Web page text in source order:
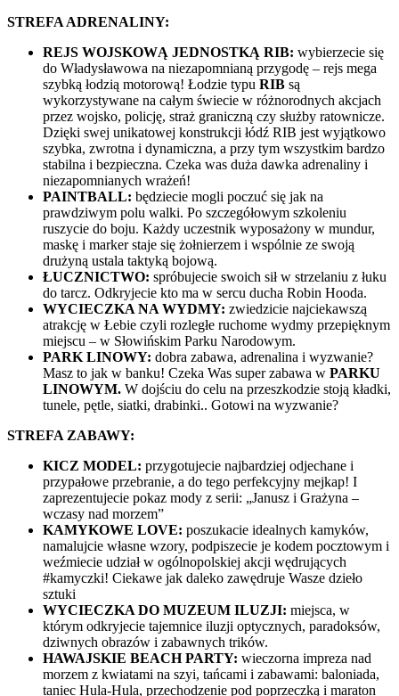
STREFA ADRENALINY:
REJS WOJSKOWĄ JEDNOSTKĄ RIB: wybierzecie się
do Władysławowa na niezapomnianą przygodę – rejs mega
szybką łodzią motorową! Łodzie typu RIB są
wykorzystywane na całym świecie w różnorodnych akcjach
przez wojsko, policję, straż graniczną czy służby ratownicze.
Dzięki swej unikatowej konstrukcji łódź RIB jest wyjątkowo
szybka, zwrotna i dynamiczna, a przy tym wszystkim bardzo
stabilna i bezpieczna. Czeka was duża dawka adrenaliny i
niezapomnianych wrażeń!
PAINTBALL: będziecie mogli poczuć się jak na
prawdziwym polu walki. Po szczegółowym szkoleniu
ruszycie do boju. Każdy uczestnik wyposażony w mundur,
maskę i marker staje się żołnierzem i wspólnie ze swoją
drużyną ustala taktyką bojową.
ŁUCZNICTWO: spróbujecie swoich sił w strzelaniu z łuku
do tarcz. Odkryjecie kto ma w sercu ducha Robin Hooda.
WYCIECZKA NA WYDMY: zwiedzicie najciekawszą
atrakcję w Łebie czyli rozległe ruchome wydmy przepięknym
miejscu – w Słowińskim Parku Narodowym.
PARK LINOWY: dobra zabawa, adrenalina i wyzwanie?
Masz to jak w banku! Czeka Was super zabawa w PARKU
LINOWYM. W dojściu do celu na przeszkodzie stoją kładki,
tunele, pętle, siatki, drabinki.. Gotowi na wyzwanie?
STREFA ZABAWY:
KICZ MODEL: przygotujecie najbardziej odjechane i
przypałowe przebranie, a do tego perfekcyjny mejkap! I
zaprezentujecie pokaz mody z serii: „Janusz i Grażyna –
wczasy nad morzem”
KAMYKOWE LOVE: poszukacie idealnych kamyków,
namalujcie własne wzory, podpiszecie je kodem pocztowym i
weźmiecie udział w ogólnopolskiej akcji wędrujących
#kamyczki! Ciekawe jak daleko zawędruje Wasze dzieło
sztuki
WYCIECZKA DO MUZEUM ILUZJI: miejsca, w
którym odkryjecie tajemnice iluzji optycznych, paradoksów,
dziwnych obrazów i zabawnych trików.
HAWAJSKIE BEACH PARTY: wieczorna impreza nad
morzem z kwiatami na szyi, tańcami i zabawami: baloniada,
taniec Hula-Hula, przechodzenie pod poprzeczką i maraton